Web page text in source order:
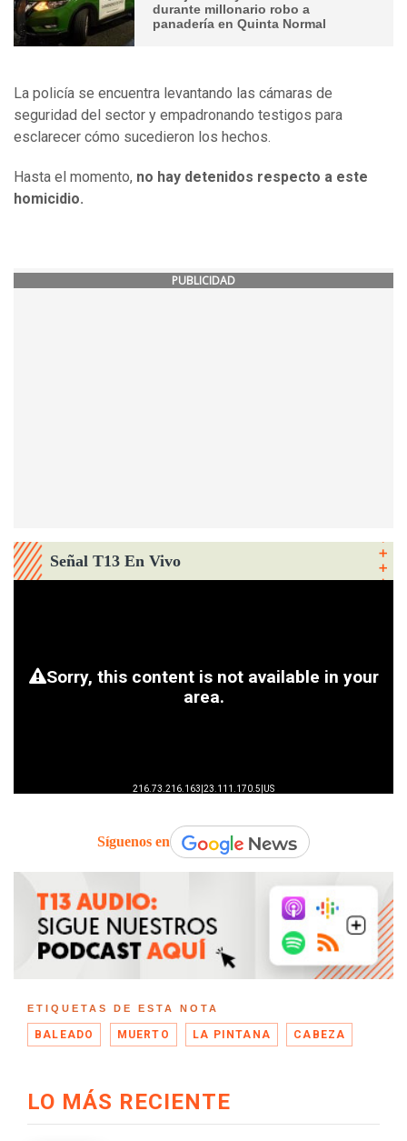
durante millonario robo a
panadería en Quinta Normal
La policía se encuentra levantando las cámaras de
seguridad del sector y empadronando testigos para
esclarecer cómo sucedieron los hechos.
Hasta el momento, no hay detenidos respecto a este
homicidio.
PUBLICIDAD
Señal T13 En Vivo
Síguenos en
ETIQUETAS DE ESTA NOTA
BALEADO MUERTO LA PINTANA CABEZA
LO MÁS RECIENTE